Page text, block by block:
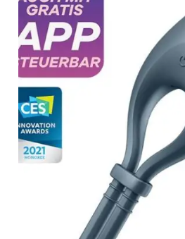
AÑADIR AL
CARRITO